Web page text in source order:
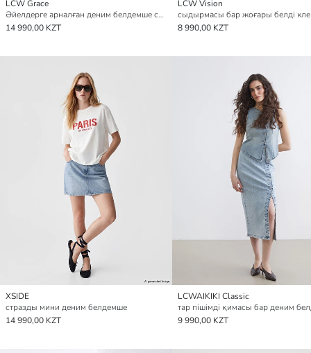
LCW Grace
Әйелдерге арналған деним белдемше стандартты пішім
14 990,00 KZT
LCW Vision
8 990,00 KZT
XSIDE
стразды мини деним белдемше
14 990,00 KZT
LCWAIKIKI Classic
тар пішімді қимасы бар деним
9 990,00 KZT